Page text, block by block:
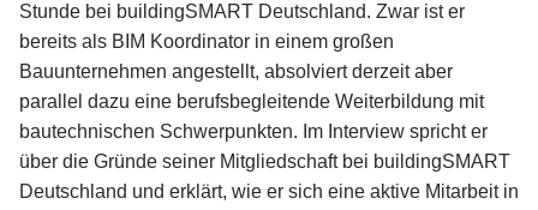
Stunde bei buildingSMART Deutschland. Zwar ist er
bereits als BIM Koordinator in einem großen
Bauunternehmen angestellt, absolviert derzeit aber
parallel dazu eine berufsbegleitende Weiterbildung mit
bautechnischen Schwerpunkten. Im Interview spricht er
über die Gründe seiner Mitgliedschaft bei buildingSMART
Deutschland und erklärt, wie er sich eine aktive Mitarbeit in